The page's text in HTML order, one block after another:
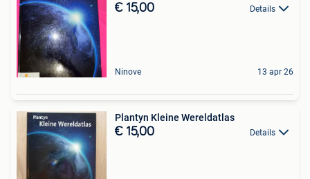
€ 15,00 Details
Ninove 13 apr 26
Plantyn Kleine Wereldatlas
€ 15,00 Details